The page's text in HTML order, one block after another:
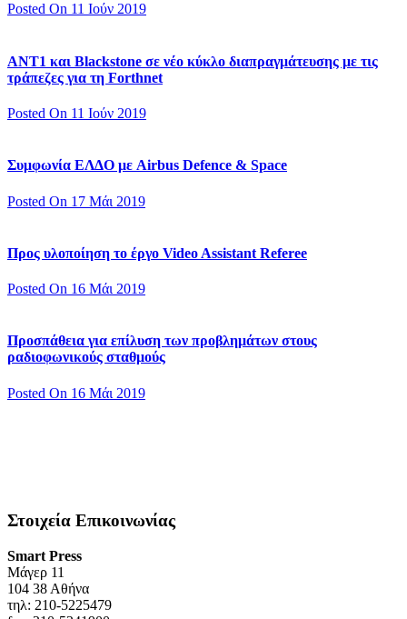
Posted On 11 Ιούν 2019
ΑΝΤ1 και Blackstone σε νέο κύκλο διαπραγμάτευσης με τις
τράπεζες για τη Forthnet
Posted On 11 Ιούν 2019
Συμφωνία ΕΛΔΟ με Airbus Defence & Space
Posted On 17 Μάι 2019
Προς υλοποίηση το έργο Video Assistant Referee
Posted On 16 Μάι 2019
Προσπάθεια για επίλυση των προβλημάτων στους
ραδιοφωνικούς σταθμούς
Posted On 16 Μάι 2019
Στοιχεία Επικοινωνίας
Smart Press
Mάγερ 11
104 38 Αθήνα
τηλ: 210-5225479